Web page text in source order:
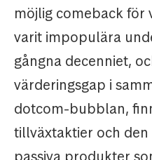
möjlig comeback för
varit impopulära
gångna decenniet,
värderingsgap i
dotcom-bubblan,
tillväxtaktier och